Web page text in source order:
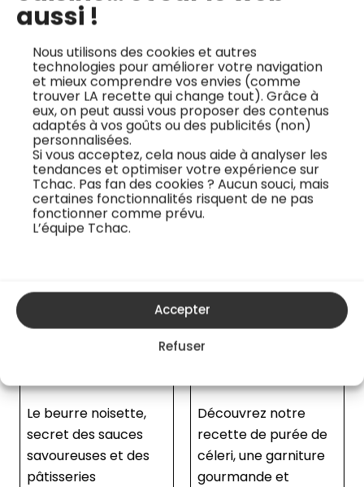
aussi !
Nous utilisons des cookies et autres
technologies pour améliorer votre navigation
et mieux comprendre vos envies (comme
trouver LA recette qui change tout). Grâce à
eux, on peut aussi vous proposer des contenus
adaptés à vos goûts ou des publicités (non)
personnalisées.
Si vous acceptez, cela nous aide à analyser les
tendances et optimiser votre expérience sur
Tchac. Pas fan des cookies ? Aucun souci, mais
certaines fonctionnalités risquent de ne pas
fonctionner comme prévu.
L’équipe Tchac.
Accepter
Refuser
Les cours en ligne du chef
Découvrez notre
recette de purée de
céleri, une garniture
gourmande et
Pain perdu aux
Savourez notre
délicieuse recette de
pain perdu aux
épices, un dessert